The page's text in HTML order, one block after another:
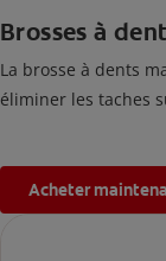
Brosses à
La brosse à dents
éliminer les taches
Acheter